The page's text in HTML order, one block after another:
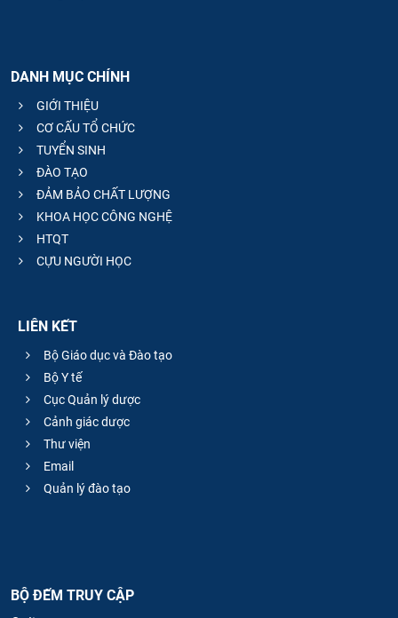
DANH MỤC CHÍNH
GIỚI THIỆU
CƠ CẤU TỔ CHỨC
TUYỂN SINH
ĐÀO TẠO
ĐẢM BẢO CHẤT LƯỢNG
KHOA HỌC CÔNG NGHỆ
HTQT
CỰU NGƯỜI HỌC
LIÊN KẾT
Bộ Giáo dục và Đào tạo
Bộ Y tế
Cục Quản lý dược
Cảnh giác dược
Thư viện
Email
Quản lý đào tạo
BỘ ĐẾM TRUY CẬP